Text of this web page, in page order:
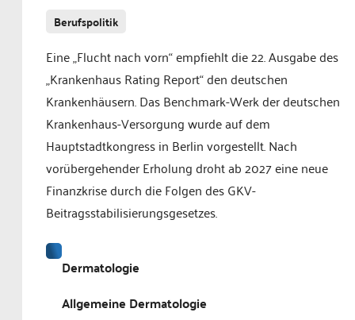
Berufspolitik
Eine „Flucht nach vorn“ empfiehlt die 22. Ausgabe des
„Krankenhaus Rating Report“ den deutschen
Krankenhäusern. Das Benchmark-Werk der deutschen
Krankenhaus-Versorgung wurde auf dem
Hauptstadtkongress in Berlin vorgestellt. Nach
vorübergehender Erholung droht ab 2027 eine neue
Finanzkrise durch die Folgen des GKV-
Beitragsstabilisierungsgesetzes.
Dermatologie
Allgemeine Dermatologie